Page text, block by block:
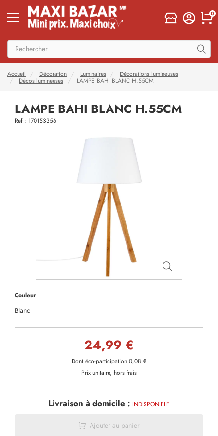
0
Accueil Décoration Luminaires
Décorations lumineuses
Décos lumineuses
LAMPE BAHI BLANC H.55CM
LAMPE BAHI BLANC H.55CM
Ref : 170153356
Couleur
Blanc
24,99 €
Dont éco-participation 0,08 €
Prix unitaire, hors frais
Livraison à domicile : INDISPONIBLE
Ajouter au panier